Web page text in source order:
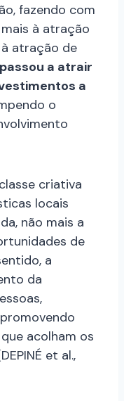
fazendo com
à atração
atração de
a atrair
a
o
criativa
locais
não mais a
de
a
da
acolham os
et al.,